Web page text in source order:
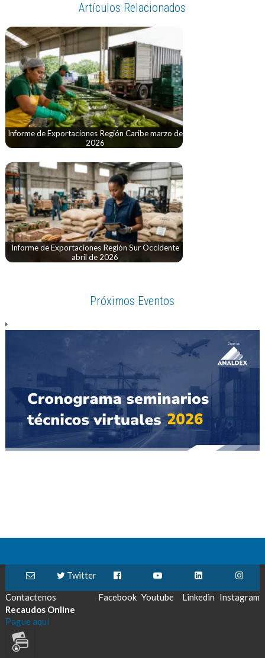
Artículos Relacionados
Informe de Exportaciones Región Caribe marzo de
2026
Informe de Exportaciones Región Sur Occidente
abril de 2026
Próximos Eventos
Contactenos
Twitter
Facebook Youtube Linkedin Instagram
Recaudos Online
Pague aquí